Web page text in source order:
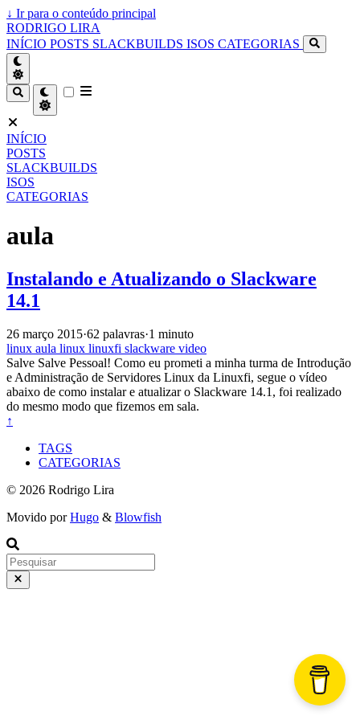
↓ Ir para o conteúdo principal
RODRIGO LIRA
INÍCIO POSTS SLACKBUILDS ISOS CATEGORIAS
INÍCIO
POSTS
SLACKBUILDS
ISOS
CATEGORIAS
aula
Instalando e Atualizando o Slackware
14.1
26 março 2015·62 palavras·1 minuto
linux aula linux linuxfi slackware video
Salve Salve Pessoal! Como eu prometi a minha turma de Introdução
e Administração de Servidores Linux da Linuxfi, segue o vídeo
abaixo de como instalar e atualizar o Slackware 14.1, foi realizado
do mesmo modo que fizemos em sala.
↑
TAGS
CATEGORIAS
© 2026 Rodrigo Lira
Movido porHugo & Blowfish